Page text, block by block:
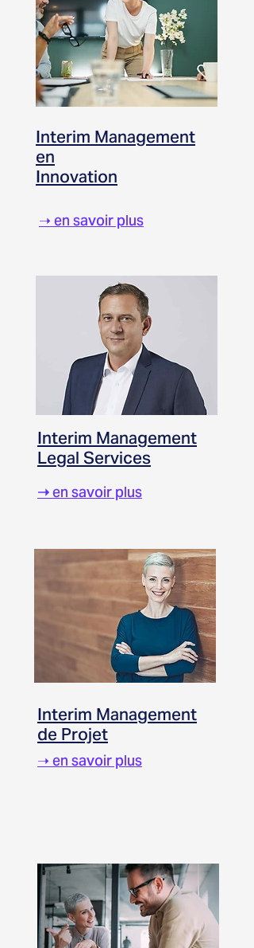
Interim Management
en
Innovation
➝ en savoir plus
Interim Management
Legal Services
➝en savoir plus
Interim Management
de Projet
➝ en savoir plus